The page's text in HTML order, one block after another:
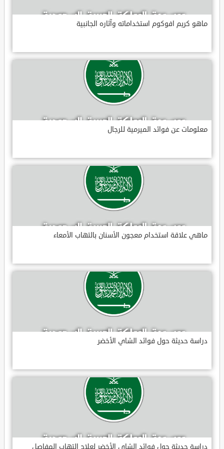
ماهو كريم افوكوم استخداماته وآثاره الجانبية
معلومات عن فوائد الميرمية للرجال
ماهي علاقة استخدام معجون الأسنان بالتهاب الأمعاء
دراسة حديثة حول فوائد الشاي الأخضر
دراسة حديثة حول فوائد الشاي الأخضر لعلاج التهاب المفاصل